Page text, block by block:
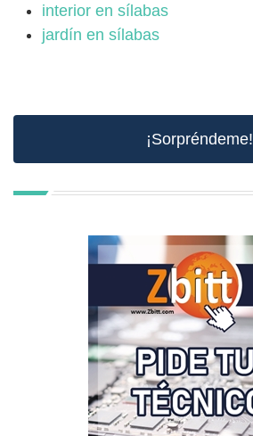
interior en sílabas
jardín en sílabas
¡Sorpréndeme!